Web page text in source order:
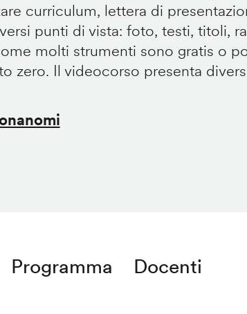
curriculum, lettera di
punti di vista: foto, testi, titoli,
molti strumenti sono gratis o
zero. Il videocorso presenta
Programma Docenti